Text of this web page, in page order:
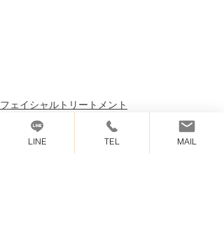
フェイシャルトリートメント
LINE TEL MAIL